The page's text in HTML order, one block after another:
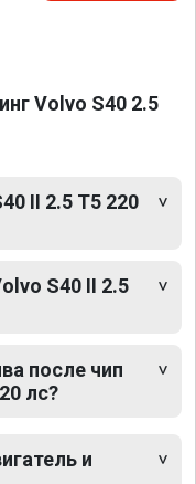
Volvo S40 2.5
II 2.5 T5 220
S40 II 2.5
после чип
лс?
и